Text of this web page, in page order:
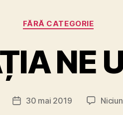
Categorii
FĂRĂ CATEGORIE
NE
Dată30 mai 2019